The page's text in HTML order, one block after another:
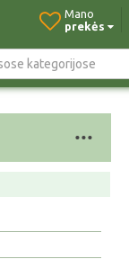
Mano
prekės
Paieška Kontaktai
...